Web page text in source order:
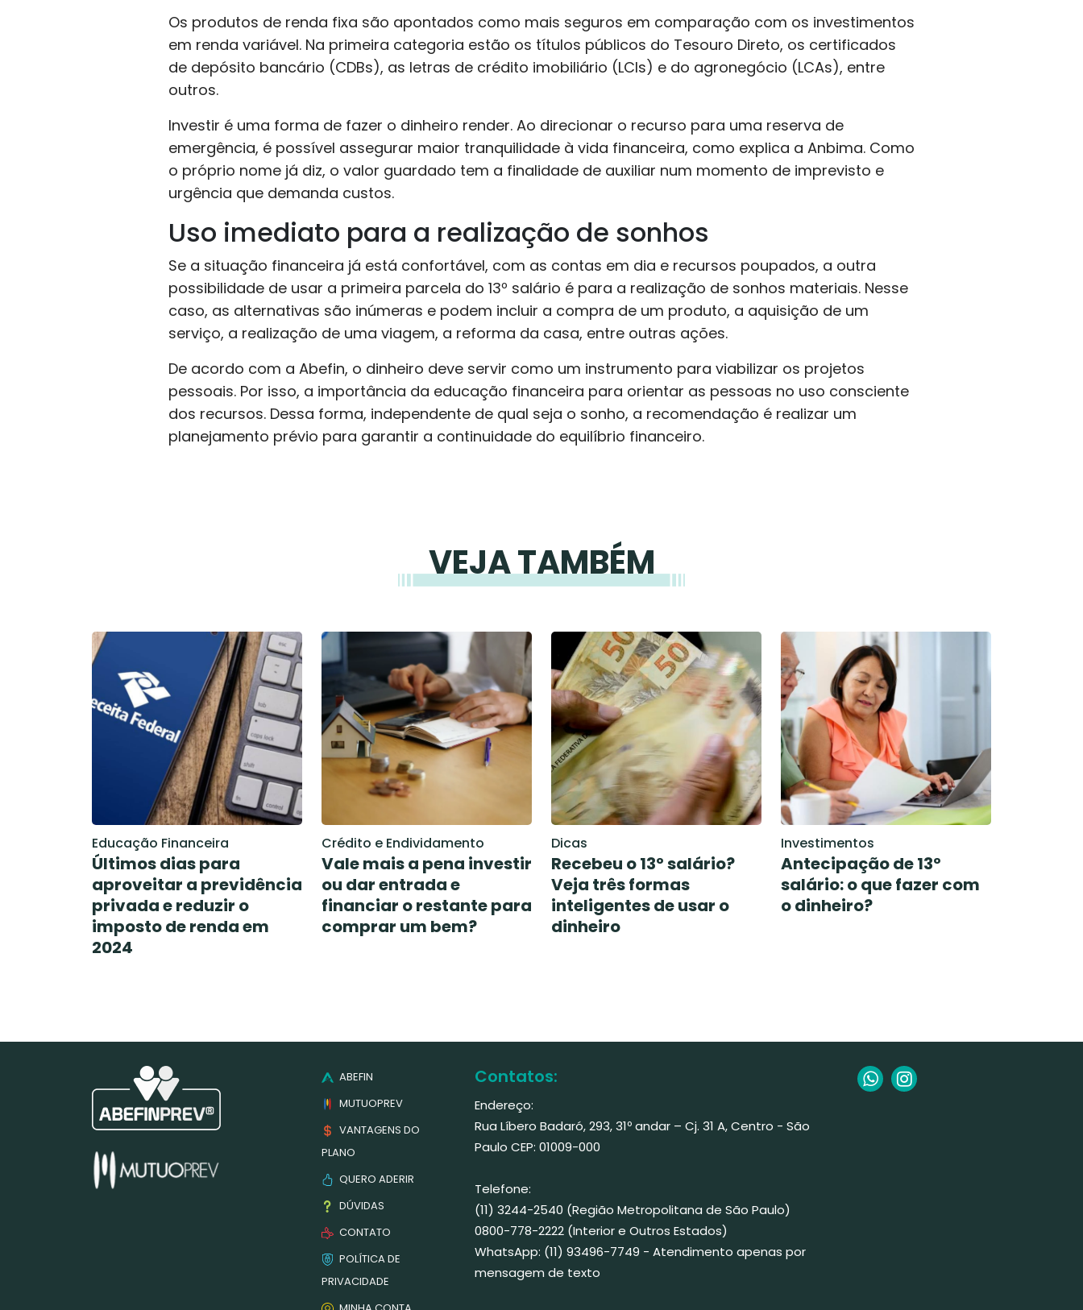
Os produtos de renda fixa são apontados como mais seguros em comparação com os investimentos
em renda variável. Na primeira categoria estão os títulos públicos do Tesouro Direto, os certificados
de depósito bancário (CDBs), as letras de crédito imobiliário (LCIs) e do agronegócio (LCAs), entre
outros.
Investir é uma forma de fazer o dinheiro render. Ao direcionar o recurso para uma reserva de
emergência, é possível assegurar maior tranquilidade à vida financeira, como explica a Anbima. Como
o próprio nome já diz, o valor guardado tem a finalidade de auxiliar num momento de imprevisto e
urgência que demanda custos.
Uso imediato para a realização de sonhos
Se a situação financeira já está confortável, com as contas em dia e recursos poupados, a outra
possibilidade de usar a primeira parcela do 13º salário é para a realização de sonhos materiais. Nesse
caso, as alternativas são inúmeras e podem incluir a compra de um produto, a aquisição de um
serviço, a realização de uma viagem, a reforma da casa, entre outras ações.
De acordo com a Abefin, o dinheiro deve servir como um instrumento para viabilizar os projetos
pessoais. Por isso, a importância da educação financeira para orientar as pessoas no uso consciente
dos recursos. Dessa forma, independente de qual seja o sonho, a recomendação é realizar um
planejamento prévio para garantir a continuidade do equilíbrio financeiro.
VEJA TAMBÉM
Educação Financeira
Últimos dias para
aproveitar a previdência
privada e reduzir o
imposto de renda em
2024
Crédito e Endividamento
Vale mais a pena investir
ou dar entrada e
financiar o restante para
comprar um bem?
Dicas
Recebeu o 13º salário?
Veja três formas
inteligentes de usar o
dinheiro
Investimentos
Antecipação de 13º
salário: o que fazer com
o dinheiro?
ABEFIN
MUTUOPREV
VANTAGENS DO
PLANO
QUERO ADERIR
DÚVIDAS
CONTATO
POLÍTICA DE
PRIVACIDADE
Contatos:
Endereço:
Rua Líbero Badaró, 293, 31º andar – Cj. 31 A, Centro - São
Paulo CEP: 01009-000
Telefone:
(11) 3244-2540 (Região Metropolitana de São Paulo)
0800-778-2222 (Interior e Outros Estados)
WhatsApp: (11) 93496-7749 - Atendimento apenas por
mensagem de texto